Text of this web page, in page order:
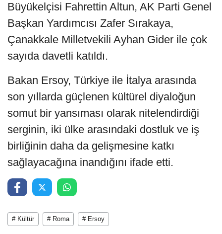
Büyükelçisi Fahrettin Altun, AK Parti Genel
Başkan Yardımcısı Zafer Sırakaya,
Çanakkale Milletvekili Ayhan Gider ile çok
sayıda davetli katıldı.
Bakan Ersoy, Türkiye ile İtalya arasında
son yıllarda güçlenen kültürel diyaloğun
somut bir yansıması olarak nitelendirdiği
serginin, iki ülke arasındaki dostluk ve iş
birliğinin daha da gelişmesine katkı
sağlayacağına inandığını ifade etti.
# Kültür # Roma # Ersoy